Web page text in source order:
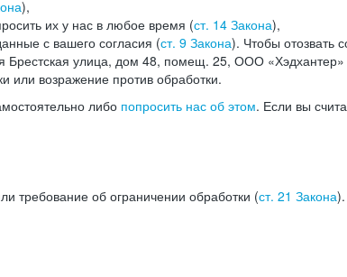
),
их у нас в любое время (ст. 14 Закона),
с вашего согласия (ст. 9 Закона). Чтобы отозвать
Брестская улица, дом 48, помещ. 25, ООО
или возражение против обработки.
либо попросить нас об этом. Если вы
требование об ограничении обработки (ст. 21 Закона).